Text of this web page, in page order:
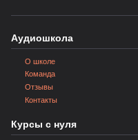
Аудиошкола
О школе
Команда
Отзывы
Контакты
Курсы с нуля